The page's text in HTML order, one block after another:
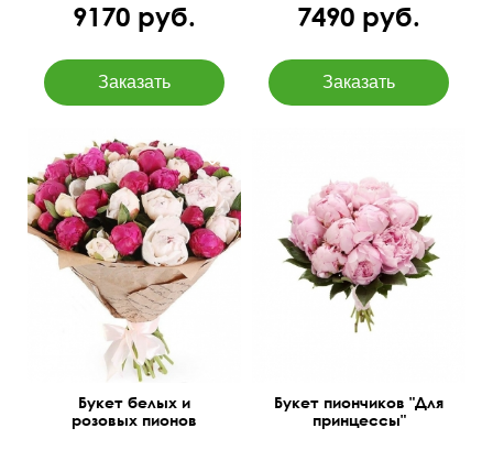
9170 руб. 7490 руб.
Большой букет, цвета
микс
Букет белых и
розовых пионов
45 см 30 см
Букет пиончиков "Для
принцессы"